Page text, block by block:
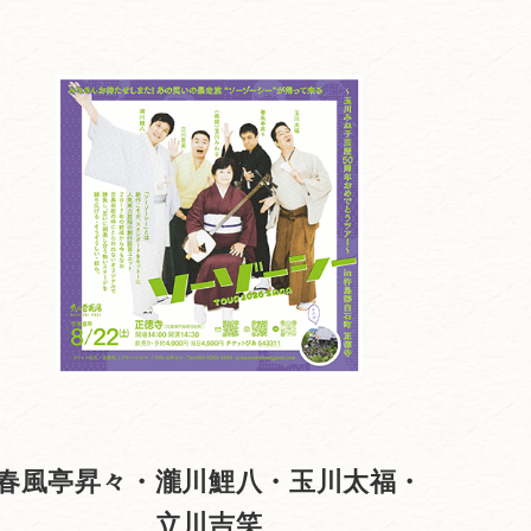
風亭昇々・瀧川鯉八・玉川太福・